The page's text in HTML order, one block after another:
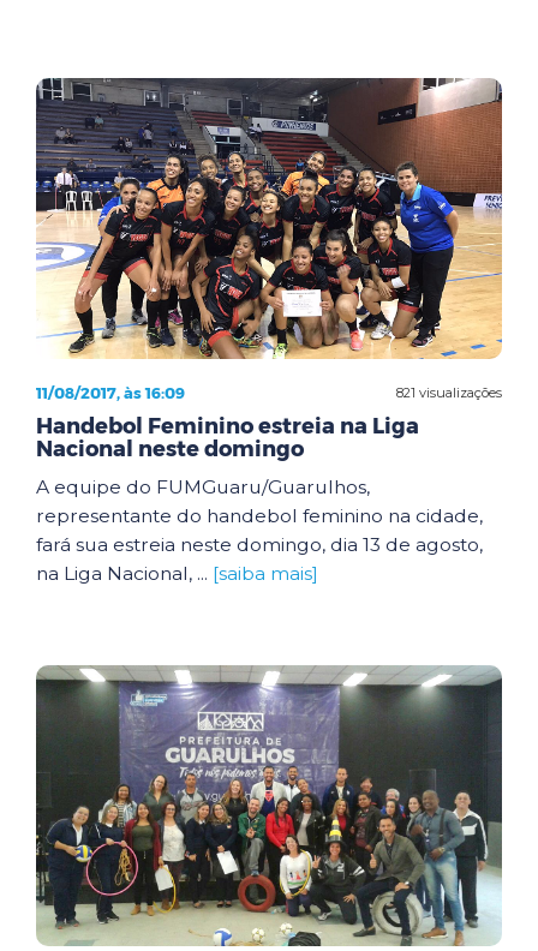
821 visualizações
11/08/2017, às 16:09
Handebol Feminino estreia na Liga
Nacional neste domingo
A equipe do FUMGuaru/Guarulhos,
representante do handebol feminino na cidade,
fará sua estreia neste domingo, dia 13 de agosto,
na Liga Nacional, ... [saiba mais]